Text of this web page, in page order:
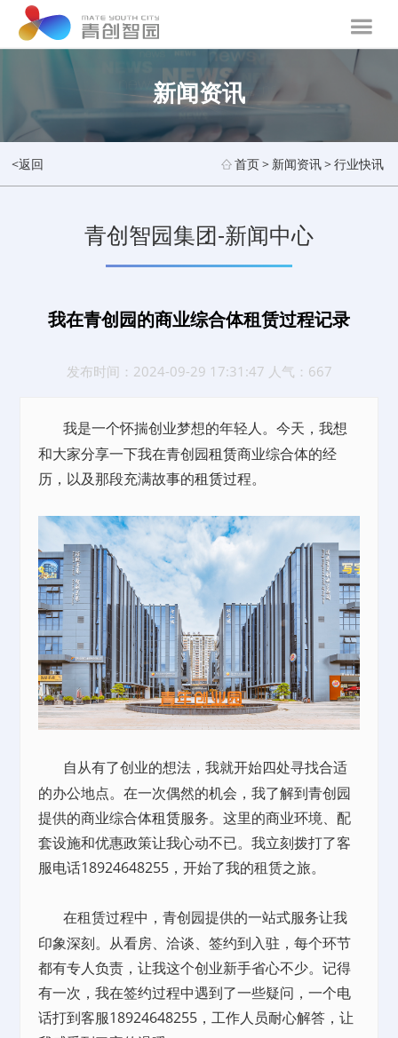
新闻资讯
<返回 首页> 新闻资讯>行业快讯
青创智园集团-新闻中心
我在青创园的商业综合体租赁过程记录
发布时间：2024-09-29 17:31:47 人气：667
我是一个怀揣创业梦想的年轻人。今天，我想
和大家分享一下我在青创园租赁商业综合体的经
历，以及那段充满故事的租赁过程。
自从有了创业的想法，我就开始四处寻找合适
的办公地点。在一次偶然的机会，我了解到青创园
提供的商业综合体租赁服务。这里的商业环境、配
套设施和优惠政策让我心动不已。我立刻拨打了客
服电话18924648255，开始了我的租赁之旅。
在租赁过程中，青创园提供的一站式服务让我
印象深刻。从看房、洽谈、签约到入驻，每个环节
都有专人负责，让我这个创业新手省心不少。记得
有一次，我在签约过程中遇到了一些疑问，一个电
话打到客服18924648255，工作人员耐心解答，让